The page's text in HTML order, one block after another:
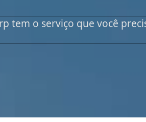
tem o serviço que você